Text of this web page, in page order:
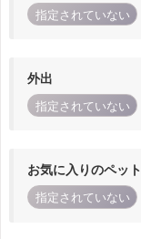
指定されていない
外出
指定されていない
お気に入りのペット
指定されていない